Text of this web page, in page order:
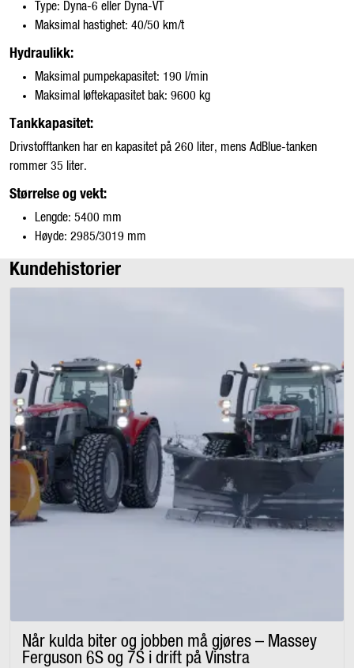
Type: Dyna-6 eller Dyna-VT
Maksimal hastighet: 40/50 km/t
Hydraulikk:
Maksimal pumpekapasitet: 190 l/min
Maksimal løftekapasitet bak: 9600 kg
Tankkapasitet:
Drivstofftanken har en kapasitet på 260 liter, mens AdBlue-tanken
rommer 35 liter.
Størrelse og vekt:
Lengde: 5400 mm
Høyde: 2985/3019 mm
Kundehistorier
Når kulda biter og jobben må gjøres – Massey
Ferguson 6S og 7S i drift på Vinstra